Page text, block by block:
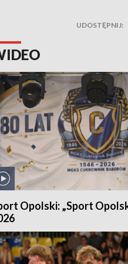
UDOSTĘPNIJ:
Opolski: „Sport